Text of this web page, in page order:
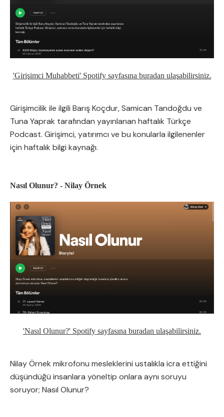
'Girişimci Muhabbeti' Spotify sayfasına buradan ulaşabilirsiniz.
Girişimcilik ile ilgili Barış Koçdur, Samican Tandoğdu ve
Tuna Yaprak tarafından yayınlanan haftalık Türkçe
Podcast. Girişimci, yatırımcı ve bu konularla ilgilenenler
için haftalık bilgi kaynağı.
Nasıl Olunur? - Nilay Örnek
'Nasıl Olunur?' Spotify sayfasına buradan ulaşabilirsiniz.
Nilay Örnek mikrofonu mesleklerini ustalıkla icra ettiğini
düşündüğü insanlara yöneltip onlara aynı soruyu
soruyor; Nasıl Olunur?